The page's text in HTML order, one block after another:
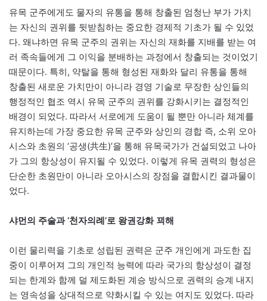
유목 군주에게도 물자의 유통을 통해 창출된 엄청난 부가 가치
는 자신의 권위를 뒷받침하는 중요한 경제적 기초가 될 수 있었
다. 왜냐하면 유목 군주의 권위는 자신의 재화를 지배를 받는 여
러 족속들에게 그 이익을 분배하는 과정에서 창출되는 것이었기
때문이다. 특히, 약탈을 통해 형성된 재화와 달리 유통을 통해
창출된 새로운 가치만이 아니라 경영 기술로 무장한 상인들의
행정적인 협조 역시 유목 군주의 권위를 강화시키는 결정적인
배경이 되었다. 따라서 서로에게 도움이 될 뿐만 아니라 체계를
유지하는데 가장 중요한 유목 군주와 상인의 경합 즉, 소위 오아
시스와 초원의 ‘공생(共生)’을 통해 유목국가가 건설되었고 나아
가 그의 항상성이 유지될 수 있었다. 이렇게 유목 권력의 형성은
단순한 초원만이 아니라 오아시스의 장점을 결합시킨 결과물이
었다.
샤먼의 주술과 ‘천자의례’로 왕권강화 꾀해
이런 물리력을 기초로 성립된 권력은 군주 개인에게 과도한 집
중이 이루어져 그의 개인적 능력에 따라 국가의 항상성이 결정
되는 한계와 함께 덜 제도화된 계승 방식으로 권력의 승계 내지
는 영속성을 상대적으로 약화시킬 수 있는 여지도 있었다. 따라